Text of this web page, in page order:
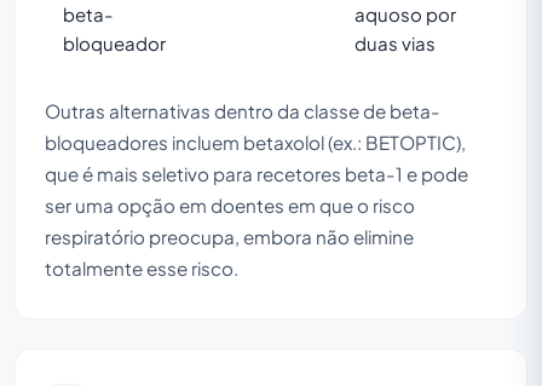
beta-
bloqueador
aquoso por
duas vias
Outras alternativas dentro da classe de beta-
bloqueadores incluem betaxolol (ex.: BETOPTIC),
que é mais seletivo para recetores beta-1 e pode
ser uma opção em doentes em que o risco
respiratório preocupa, embora não elimine
totalmente esse risco.